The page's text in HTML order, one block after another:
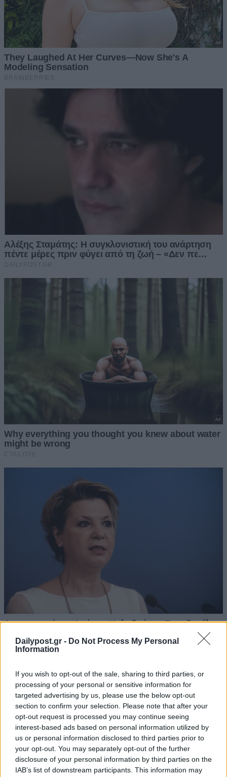
Dailypost.gr - Do Not Process My Personal
Information
If you wish to opt-out of the sale, sharing to third parties, or
processing of your personal or sensitive information for
targeted advertising by us, please use the below opt-out
section to confirm your selection. Please note that after your
opt-out request is processed you may continue seeing
interest-based ads based on personal information utilized by
us or personal information disclosed to third parties prior to
your opt-out. You may separately opt-out of the further
disclosure of your personal information by third parties on the
IAB’s list of downstream participants. This information may